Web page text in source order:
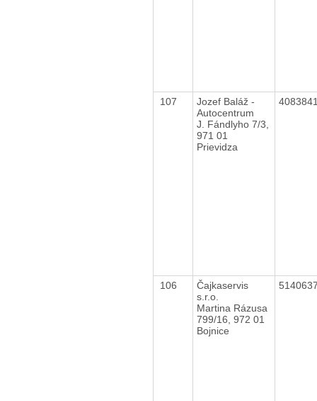
107
Jozef Baláž -
Autocentrum
J. Fándlyho 7/3,
971 01
Prievidza
106
Čajkaservis
s.r.o.
Martina Rázusa
799/16, 972 01
Bojnice